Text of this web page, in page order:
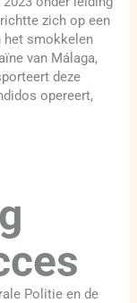
zich op een
het smokkelen
van Málaga,
deze
opereert,
Politie en de